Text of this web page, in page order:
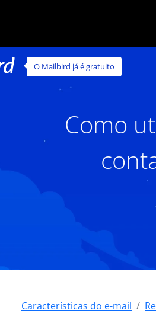
O Mailbird já é gratuito
Como
Características do e-mail